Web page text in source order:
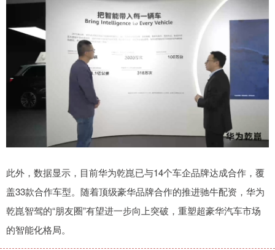
此外，数据显示，目前华为乾崑已与14个车企品牌达成合作，覆
盖33款合作车型。随着顶级豪华品牌合作的推进驰牛配资，华为
乾崑智驾的“朋友圈”有望进一步向上突破，重塑超豪华汽车市场
的智能化格局。